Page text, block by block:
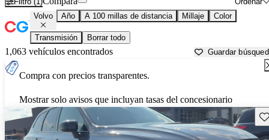
Volvo Año A 100 millas de distancia Millaje Color
Transmisión Borrar todo
1,063 vehículos encontrados Guardar
Compra con precios transparentes.
Mostrar solo avisos que incluyan tasas del concesionario